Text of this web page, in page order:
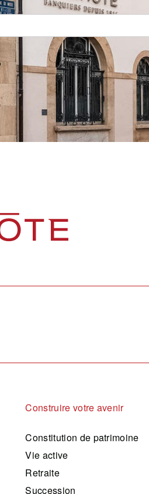
Construire votre avenir
Constitution de patrimoine
Vie active
Retraite
Succession